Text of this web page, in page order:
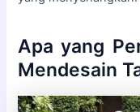
Apa yang
Mendesain